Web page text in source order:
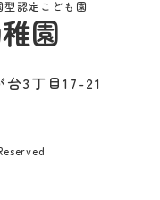
認定こども園
園
3丁目17-21